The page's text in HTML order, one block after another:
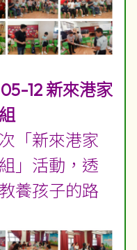
12 新來港家
「新來港家
」活動，透
養孩子的路